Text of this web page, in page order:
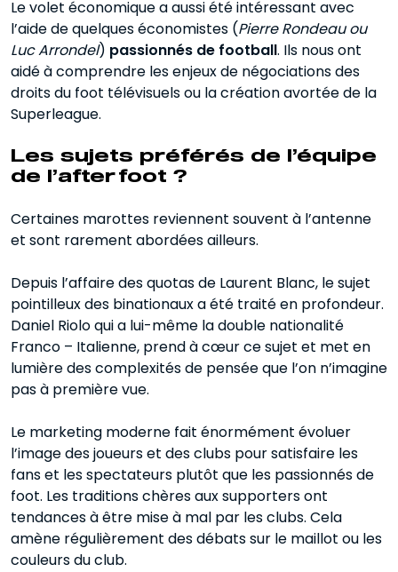
Le volet économique a aussi été intéressant avec
l’aide de quelques économistes (Pierre Rondeau ou
Luc Arrondel) passionnés de football. Ils nous ont
aidé à comprendre les enjeux de négociations des
droits du foot télévisuels ou la création avortée de la
Superleague.
Les sujets préférés de l’équipe
de l’after foot ?
Certaines marottes reviennent souvent à l’antenne
et sont rarement abordées ailleurs.
Depuis l’affaire des quotas de Laurent Blanc, le sujet
pointilleux des binationaux a été traité en profondeur.
Daniel Riolo qui a lui-même la double nationalité
Franco – Italienne, prend à cœur ce sujet et met en
lumière des complexités de pensée que l’on n’imagine
pas à première vue.
Le marketing moderne fait énormément évoluer
l’image des joueurs et des clubs pour satisfaire les
fans et les spectateurs plutôt que les passionnés de
foot. Les traditions chères aux supporters ont
tendances à être mise à mal par les clubs. Cela
amène régulièrement des débats sur le maillot ou les
couleurs du club.